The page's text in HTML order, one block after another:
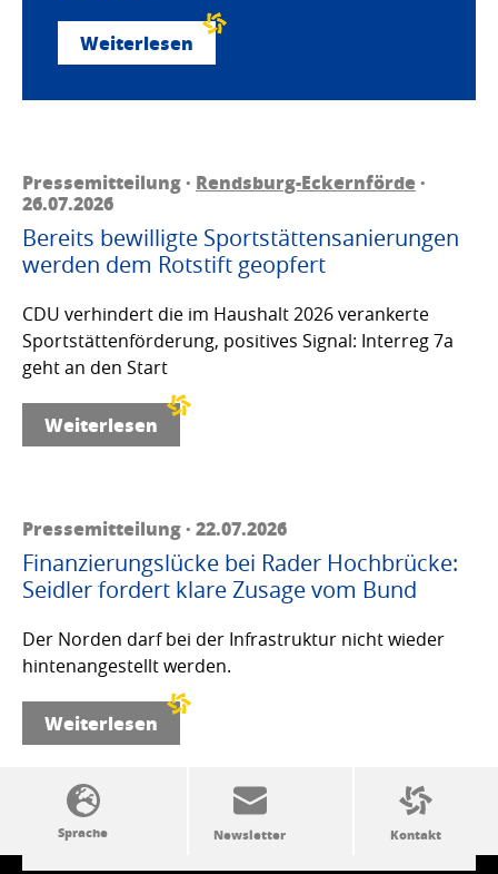
Weiterlesen
Pressemitteilung · Rendsburg-Eckernförde·
26.07.2026
Bereits bewilligte Sportstättensanierungen
werden dem Rotstift geopfert
CDU verhindert die im Haushalt 2026 verankerte
Sportstättenförderung, positives Signal: Interreg 7a
geht an den Start
Weiterlesen
Pressemitteilung · 22.07.2026
Finanzierungslücke bei Rader Hochbrücke:
Seidler fordert klare Zusage vom Bund
Der Norden darf bei der Infrastruktur nicht wieder
hintenangestellt werden.
Weiterlesen
SSW-Politik von A bis Z